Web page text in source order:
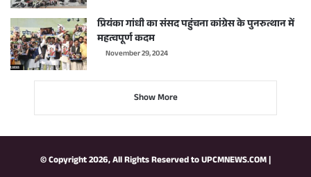
प्रियंका गांधी का संसद पहुंचना कांग्रेस के पुनरुत्थान में
महत्वपूर्ण कदम
November 29, 2024
Show More
© Copyright 2026, All Rights Reserved toUPCMNEWS.COM|